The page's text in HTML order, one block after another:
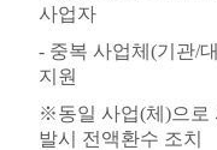
사업자
- 중복 사업체 (기관/
지원
※동일 사업(체 )으로
발시 전액환수 조치